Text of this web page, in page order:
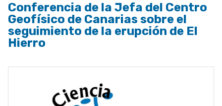
Conferencia de la Jefa del Centro
Geofísico de Canarias sobre el
seguimiento de la erupción de El
Hierro